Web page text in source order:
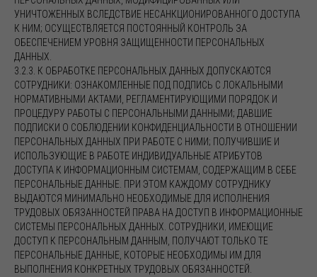
УНИЧТОЖЕННЫХ ВСЛЕДСТВИЕ НЕСАНКЦИОНИРОВАННОГО ДОСТУПА
К НИМ; ОСУЩЕСТВЛЯЕТСЯ ПОСТОЯННЫЙ КОНТРОЛЬ ЗА
ОБЕСПЕЧЕНИЕМ УРОВНЯ ЗАЩИЩЕННОСТИ ПЕРСОНАЛЬНЫХ
ДАННЫХ.
3.2.3. К ОБРАБОТКЕ ПЕРСОНАЛЬНЫХ ДАННЫХ ДОПУСКАЮТСЯ
СОТРУДНИКИ: ОЗНАКОМЛЕННЫЕ ПОД ПОДПИСЬ С ЛОКАЛЬНЫМИ
НОРМАТИВНЫМИ АКТАМИ, РЕГЛАМЕНТИРУЮЩИМИ ПОРЯДОК И
ПРОЦЕДУРУ РАБОТЫ С ПЕРСОНАЛЬНЫМИ ДАННЫМИ; ДАВШИЕ
ПОДПИСКИ О СОБЛЮДЕНИИ КОНФИДЕНЦИАЛЬНОСТИ В ОТНОШЕНИИ
ПЕРСОНАЛЬНЫХ ДАННЫХ ПРИ РАБОТЕ С НИМИ; ПОЛУЧИВШИЕ И
ИСПОЛЬЗУЮЩИЕ В РАБОТЕ ИНДИВИДУАЛЬНЫЕ АТРИБУТОВ
ДОСТУПА К ИНФОРМАЦИОННЫМ СИСТЕМАМ, СОДЕРЖАЩИМ В СЕБЕ
ПЕРСОНАЛЬНЫЕ ДАННЫЕ. ПРИ ЭТОМ КАЖДОМУ СОТРУДНИКУ
ВЫДАЮТСЯ МИНИМАЛЬНО НЕОБХОДИМЫЕ ДЛЯ ИСПОЛНЕНИЯ
ТРУДОВЫХ ОБЯЗАННОСТЕЙ ПРАВА НА ДОСТУП В ИНФОРМАЦИОННЫЕ
СИСТЕМЫ ПЕРСОНАЛЬНЫХ ДАННЫХ. СОТРУДНИКИ, ИМЕЮЩИЕ
ДОСТУП К ПЕРСОНАЛЬНЫМ ДАННЫМ, ПОЛУЧАЮТ ТОЛЬКО ТЕ
ПЕРСОНАЛЬНЫЕ ДАННЫЕ, КОТОРЫЕ НЕОБХОДИМЫ ИМ ДЛЯ
ВЫПОЛНЕНИЯ КОНКРЕТНЫХ ТРУДОВЫХ ОБЯЗАННОСТЕЙ.